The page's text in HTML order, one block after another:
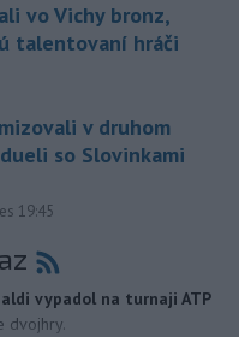
vo Vichy bronz,
talentovaní hráči
v druhom
so Slovinkami
19:45
vypadol na turnaji ATP
dvojhry.